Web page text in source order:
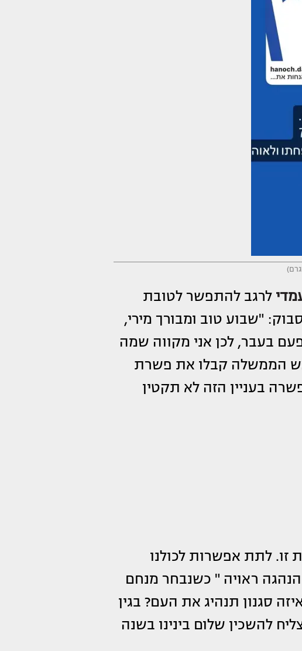
לרגב להתפשר לטובת
"שבוע טוב ומבורך מירי,
בעבר, לכן אני מקווה שמה
הממשלה קבלו את פשרת
בעניין הזה לא תקטין
זו. לתת אפשרות לכולנו
הנהגה ראויה " כשנבחר מנחם
סגנון תנהיג את העם? בגין
להשכין שלום בינינו בשנה